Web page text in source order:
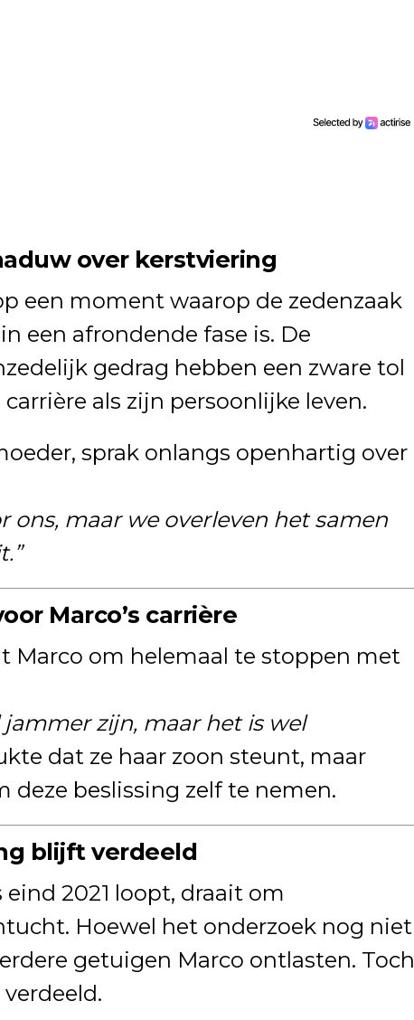
over kerstviering
een moment waarop de zedenzaak
een afrondende fase is. De
gedrag hebben een zware tol
als zijn persoonlijke leven.
sprak onlangs openhartig over
ons, maar we overleven het samen
Marco’s carrière
Marco om helemaal te stoppen met
zijn, maar het is wel
dat ze haar zoon steunt, maar
deze beslissing zelf te nemen.
blijft verdeeld
eind 2021 loopt, draait om
Hoewel het onderzoek nog niet
getuigen Marco ontlasten. Toch